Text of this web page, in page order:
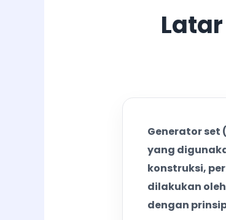
13-16
OKT
Generator
yang
konstruksi,
dilakukan
dengan